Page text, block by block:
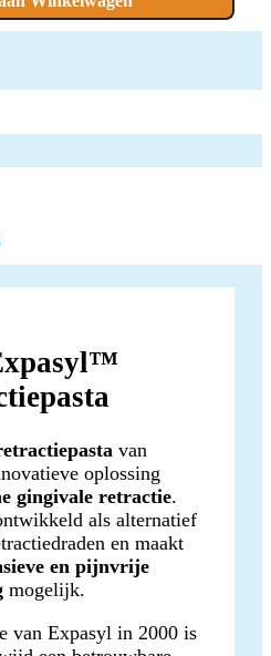
van
oplossing
gingivale retractie.
als alternatief
en maakt
en pijnvrije
mogelijk.
van Expasyl in 2000 is